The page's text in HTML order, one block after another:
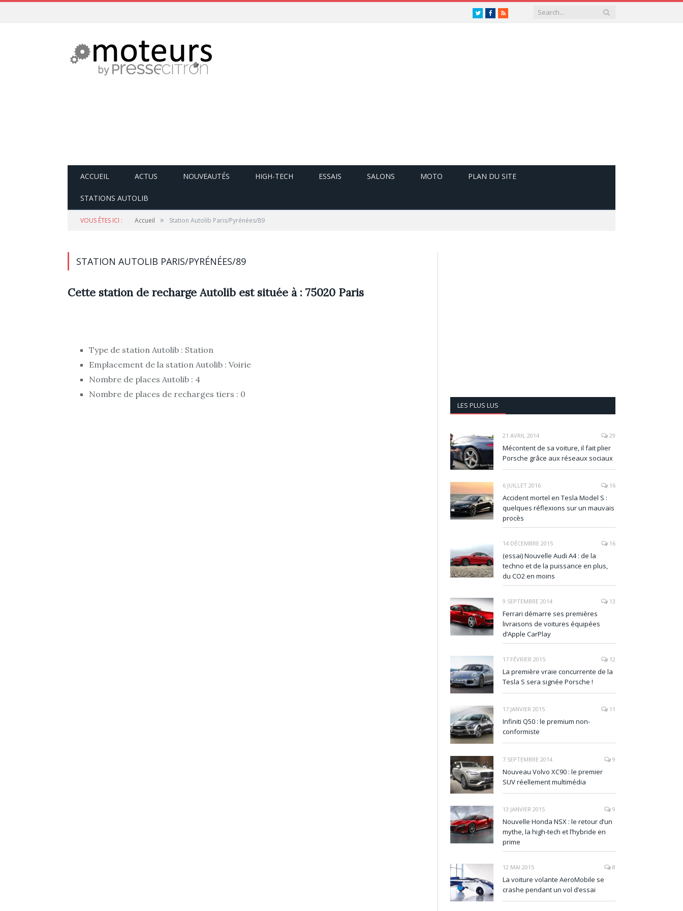
TwitterFacebook
RSS
ACCUEIL ACTUS NOUVEAUTÉS HIGH-TECH ESSAIS SALONS MOTO PLAN DU SITE
STATIONS AUTOLIB
VOUS ÊTES ICI : Accueil » Station Autolib Paris/Pyrénées/89
STATION AUTOLIB PARIS/PYRÉNÉES/89
Cette station de recharge Autolib est située à : 75020 Paris
Type de station Autolib : Station
Emplacement de la station Autolib : Voirie
Nombre de places Autolib : 4
Nombre de places de recharges tiers : 0
LES PLUS LUS
21 AVRIL 2014 29
Mécontent de sa voiture, il fait plier
Porsche grâce aux réseaux sociaux
6 JUILLET 2016 16
Accident mortel en Tesla Model S :
quelques réflexions sur un mauvais
procès
14 DÉCEMBRE 2015 16
(essai) Nouvelle Audi A4 : de la
techno et de la puissance en plus,
du CO2 en moins
9 SEPTEMBRE 2014 13
Ferrari démarre ses premières
livraisons de voitures équipées
d’Apple CarPlay
17 FÉVRIER 2015 12
La première vraie concurrente de la
Tesla S sera signée Porsche !
17 JANVIER 2015 11
Infiniti Q50 : le premium non-
conformiste
7 SEPTEMBRE 2014 9
Nouveau Volvo XC90 : le premier
SUV réellement multimédia
13 JANVIER 2015 9
Nouvelle Honda NSX : le retour d’un
mythe, la high-tech et l’hybride en
prime
12 MAI 2015 8
La voiture volante AeroMobile se
crashe pendant un vol d’essai